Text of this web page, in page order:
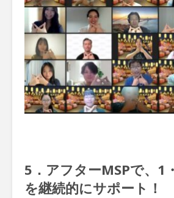
5．アフターMSPで、1
を継続的にサポート！